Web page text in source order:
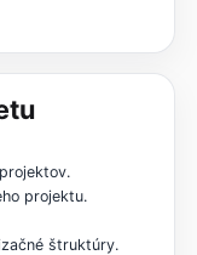
projektu.
štruktúry.